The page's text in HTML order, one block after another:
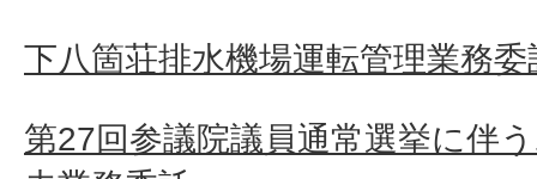
下八箇荘排水機場運転管理業務委
第27回参議院議員通常選挙に伴